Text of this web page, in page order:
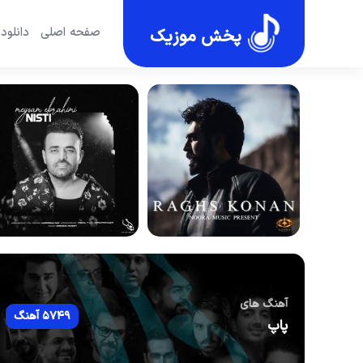
پخش موزیک صفحه اصلی
آهنگ های
پاپ 5749 آهنگ